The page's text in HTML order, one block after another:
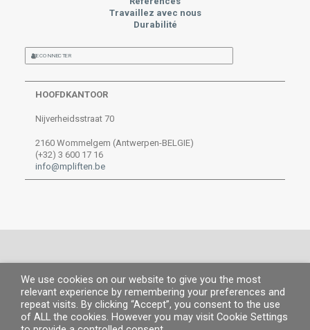
Travaillez avec nous
Durabilité
SE CONNECTER
HOOFDKANTOOR
Nijverheidsstraat 70
2160 Wommelgem (Antwerpen-BELGIE)
(+32) 3 600 17 16
info@mpliften.be
© MP 2019. Tous droits réservés. |Information légale| Politique de
confidentialité|Politique de cookies
We use cookies on our website to give you the most
relevant experience by remembering your preferences and
repeat visits. By clicking “Accept”, you consent to the use
of ALL the cookies. However you may visit Cookie Settings